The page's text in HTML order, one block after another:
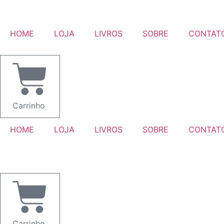
HOME LOJA LIVROS SOBRE
Carrinho
HOME LOJA LIVROS SOBRE